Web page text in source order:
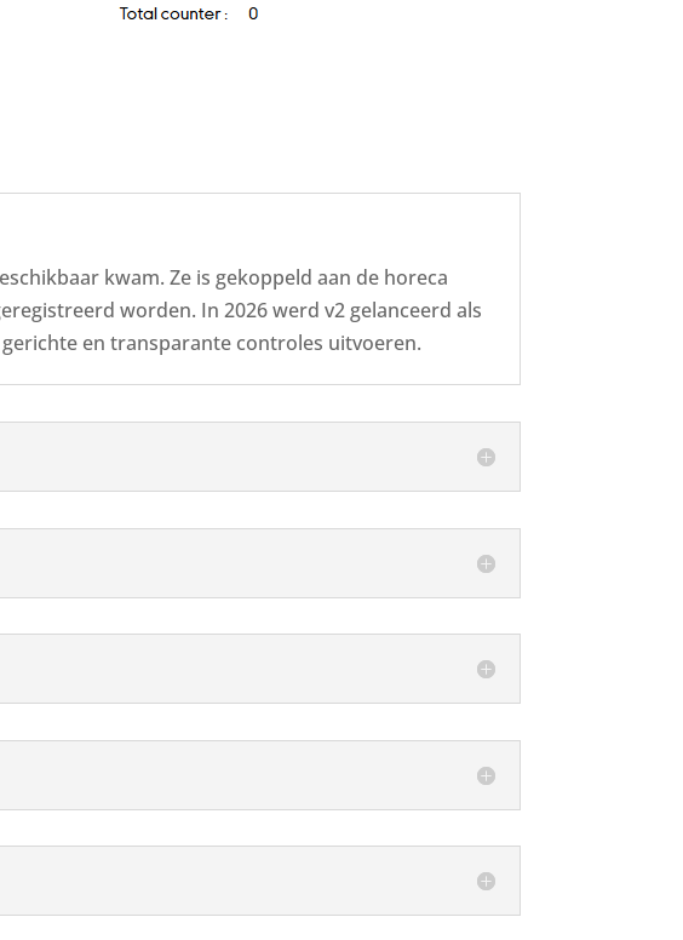
kwam. Ze is gekoppeld aan de horeca
worden. In 2026 werd v2 gelanceerd als
en transparante controles uitvoeren.